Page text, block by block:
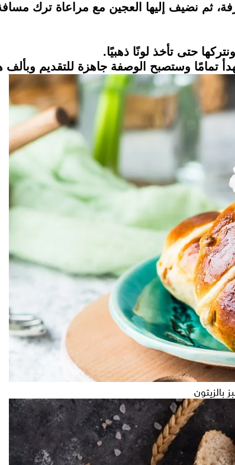
ثم نضيف إليها العجين مع مراعاة ترك
تمامًا وستصبح الوصفة جاهزة للتقديم
بالزيتون